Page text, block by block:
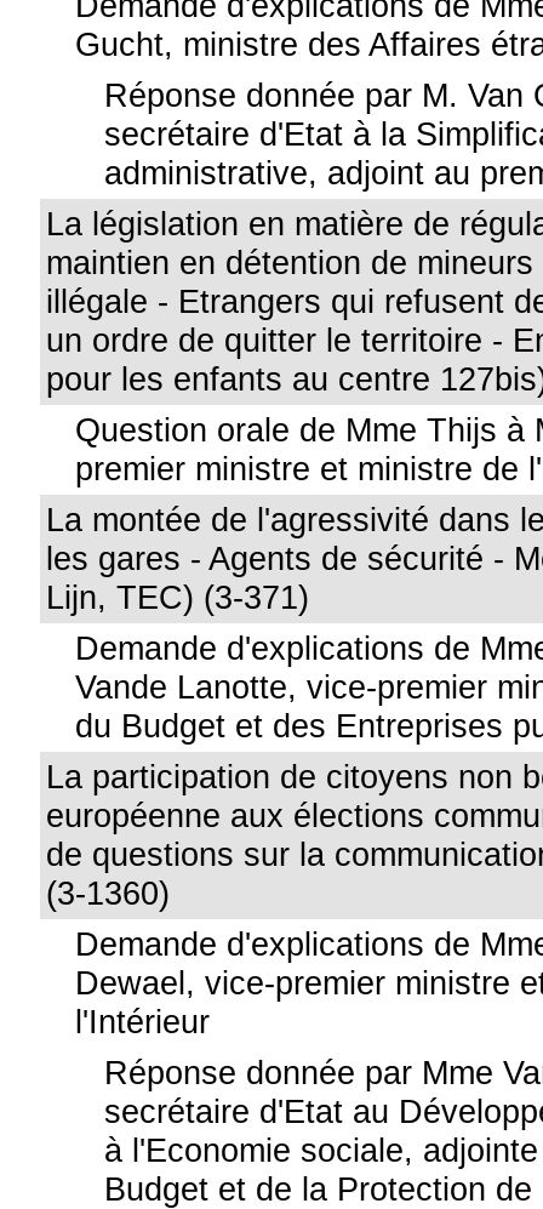
Gucht, ministre des Affaires
Réponse donnée par M. Van
secrétaire d'Etat à la
administrative, adjoint au
La législation en matière de
maintien en détention de
illégale - Etrangers qui refusent
un ordre de quitter le territoire -
pour les enfants au centre
Question orale de Mme Thijs à
premier ministre et ministre de
La montée de l'agressivité dans
les gares - Agents de sécurité -
Lijn, TEC) (3-371)
Demande d'explications de
Vande Lanotte, vice-premier
du Budget et des Entreprises
La participation de citoyens non
européenne aux élections
de questions sur la
(3-1360)
Demande d'explications de
Dewael, vice-premier ministre
l'Intérieur
Réponse donnée par Mme
secrétaire d'Etat au
à l'Economie sociale,
Budget et de la Protection